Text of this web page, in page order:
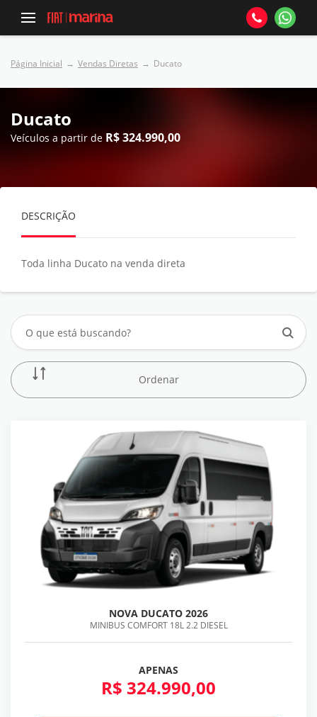
Página Inicial Vendas Diretas Ducato
Ducato
Veículos a partir de R$ 324.990,00
DESCRIÇÃO
Toda linha Ducato na venda direta
Ordenar
NOVA DUCATO 2026
MINIBUS COMFORT 18L 2.2 DIESEL
APENAS
R$ 324.990,00